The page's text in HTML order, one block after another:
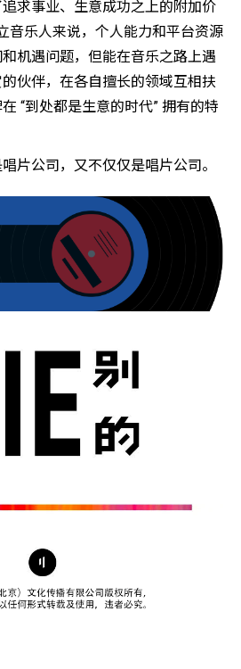
求事业、生意成功之上的附加价
音乐人来说，个人能力和平台资源
机遇问题，但能在音乐之路上遇
伙伴，在各自擅长的领域互相扶
“到处都是生意的时代” 拥有的特
片公司，又不仅仅是唱片公司。